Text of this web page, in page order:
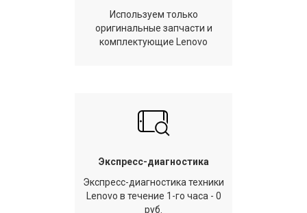
Используем только
оригинальные запчасти и
комплектующие Lenovo
Экспресс-диагностика
Экспресс-диагностика техники
Lenovo в течение 1-го часа - 0
руб.